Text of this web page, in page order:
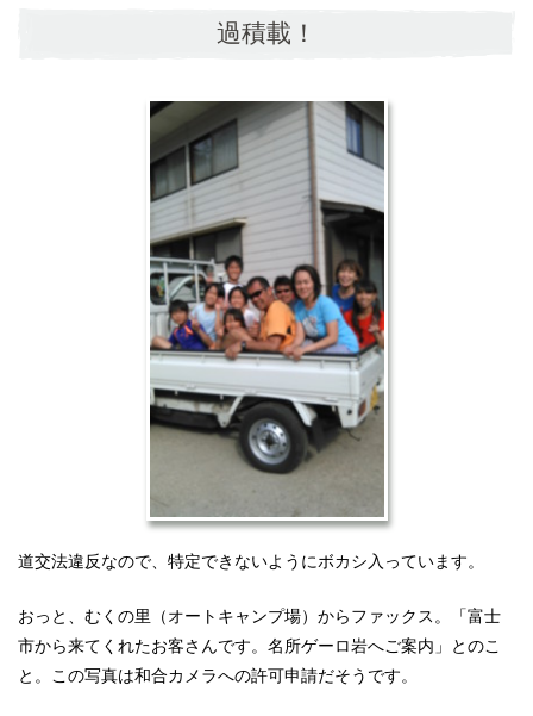
過積載！
道交法違反なので、特定できないようにボカシ入っています。
おっと、むくの里（オートキャンプ場）からファックス。「富士
市から来てくれたお客さんです。名所ゲーロ岩へご案内」とのこ
と。この写真は和合カメラへの許可申請だそうです。